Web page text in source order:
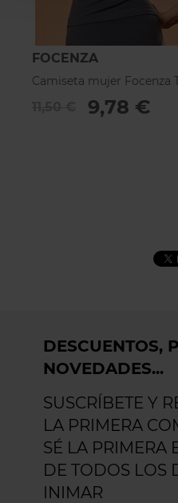
FOCENZA
Camiseta mujer Focenza
9,78 €
DESCUENTOS,
NOVEDADES...
SUSCRÍBETE Y
LA PRIMERA
SÉ LA PRIMERA
DE TODOS LOS
INIMAR